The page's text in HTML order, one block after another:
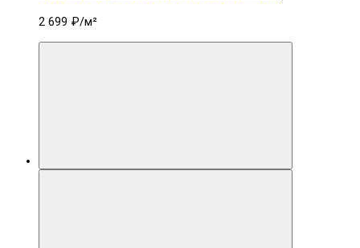
2 699 ₽/м²